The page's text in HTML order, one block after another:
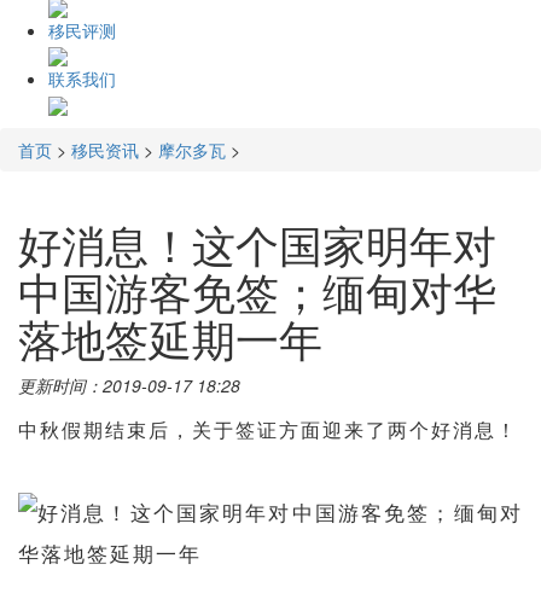
移民评测
联系我们
首页 > 移民资讯 > 摩尔多瓦 >
好消息！这个国家明年对
中国游客免签；缅甸对华
落地签延期一年
更新时间：2019-09-17 18:28
中秋假期结束后，关于签证方面迎来了两个好消息！